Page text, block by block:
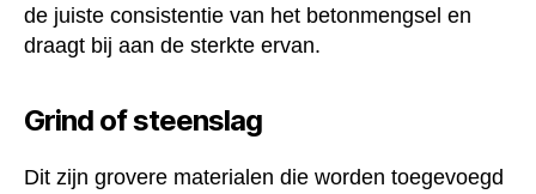
de juiste consistentie van het betonmengsel en
draagt bij aan de sterkte ervan.
Grind of steenslag
Dit zijn grovere materialen die worden toegevoegd